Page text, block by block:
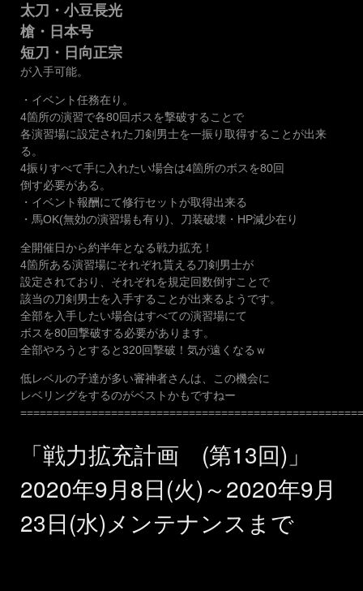
太刀・小豆長光
槍・日本号
短刀・日向正宗
が入手可能。
・イベント任務在り。
4箇所の演習で各80回ボスを撃破することで
各演習場に設定された刀剣男士を一振り取得することが出来
る。
4振りすべて手に入れたい場合は4箇所のボスを80回
倒す必要がある。
・イベント報酬にて修行セットが取得出来る
・馬OK(無効の演習場も有り)、刀装破壊・HP減少在り
全開催日から約半年となる戦力拡充！
4箇所ある演習場にそれぞれ貰える刀剣男士が
設定されており、それぞれを規定回数倒すことで
該当の刀剣男士を入手することが出来るようです。
全部を入手したい場合はすべての演習場にて
ボスを80回撃破する必要があります。
全部やろうとすると320回撃破！気が遠くなるｗ
低レベルの子達が多い審神者さんは、この機会に
レベリングをするのがベストかもですねー
「戦力拡充計画 (第13回)」
2020年9月8日(火)～2020年9月
23日(水)メンテナンスまで